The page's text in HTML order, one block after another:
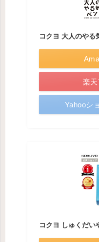
コクヨ 大人のやる
楽
Yahooシ
コクヨ しゅくだい